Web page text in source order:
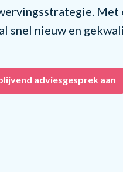
Met
snel nieuw en
adviesgesprek aan